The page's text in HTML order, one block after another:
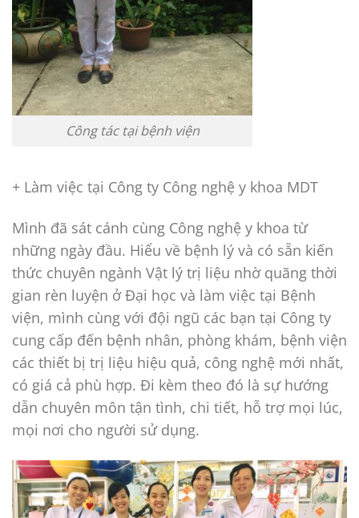
Công tác tại bệnh viện
+ Làm việc tại Công ty Công nghệ y khoa MDT
Mình đã sát cánh cùng Công nghệ y khoa từ
những ngày đầu. Hiểu về bệnh lý và có sẵn kiến
thức chuyên ngành Vật lý trị liệu nhờ quãng thời
gian rèn luyện ở Đại học và làm việc tại Bệnh
viện, mình cùng với đội ngũ các bạn tại Công ty
cung cấp đến bệnh nhân, phòng khám, bệnh viện
các thiết bị trị liệu hiệu quả, công nghệ mới nhất,
có giá cả phù hợp. Đi kèm theo đó là sự hướng
dẫn chuyên môn tận tình, chi tiết, hỗ trợ mọi lúc,
mọi nơi cho người sử dụng.